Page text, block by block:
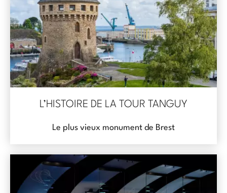
L’HISTOIRE DE LA TOUR TANGUY
Le plus vieux monument de Brest